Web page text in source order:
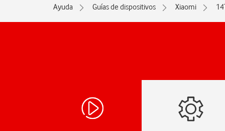
Ayuda Guías de dispositivos Xiaomi